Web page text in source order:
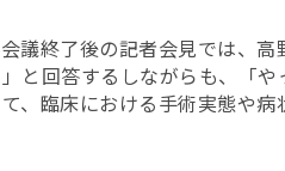
議終了後の記者会見では、高
と回答するしながらも、「
、臨床における手術実態や